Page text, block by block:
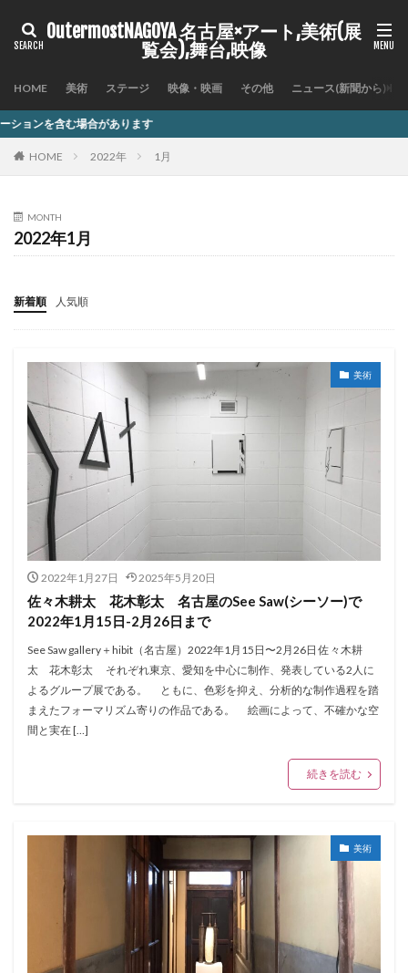
OutermostNAGOYA 名古屋×アート,美術(展
覧会),舞台,映像
HOME 美術 ステージ 映像・映画 その他 ニュース(新聞から)
す
HOME 2022年 1月
MONTH
2022年1月
新着順 人気順
美術
2022年1月27日 2025年5月20日
佐々木耕太 花木彰太 名古屋のSee Saw(シーソー)で
2022年1月15日-2月26日まで
See Saw gallery＋hibit（名古屋）2022年1月15日〜2月26日 佐々木耕
太 花木彰太 それぞれ東京、愛知を中心に制作、発表している2人に
よるグループ展である。 ともに、色彩を抑え、分析的な制作過程を踏
まえたフォーマリズム寄りの作品である。 絵画によって、不確かな空
間と実在 […]
続きを読む
美術